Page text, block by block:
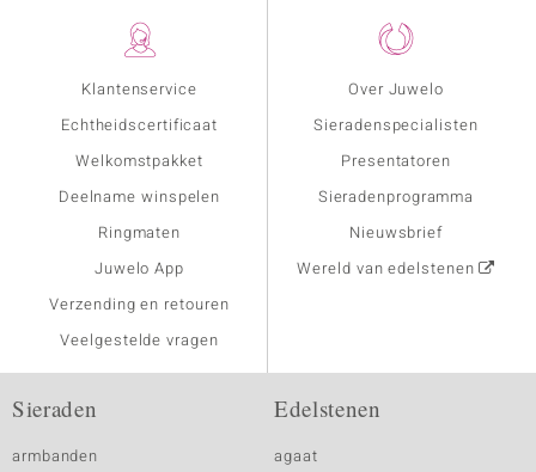
Klantenservice
Echtheidscertificaat
Welkomstpakket
Deelname winspelen
Ringmaten
Juwelo App
Verzending en retouren
Veelgestelde vragen
Over Juwelo
Sieradenspecialisten
Presentatoren
Sieradenprogramma
Nieuwsbrief
Wereld van edelstenen
Sieraden
armbanden
Edelstenen
agaat